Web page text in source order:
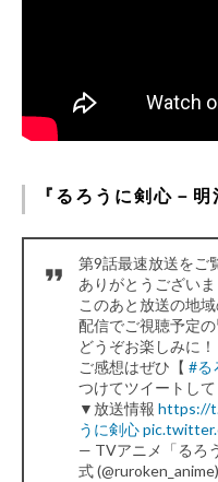
『るろうに剣心－
第9話最速放送をご
ありがとうございま
このあと放送の地域
配信でご視聴予定
どうぞお楽しみに！
ご感想はぜひ【 #る
つけてツイートして
▼放送情報 https://
うに剣心
— TVアニメ「るろ
式 (@ruroken_anime)